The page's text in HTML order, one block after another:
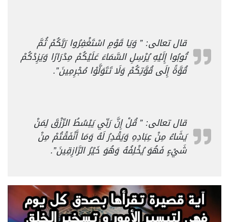
قال تعالى: ” وَيَا قَوْمِ اسْتَغْفِرُوا رَبَّكُمْ ثُمَّ
تُوبُوا إِلَيْهِ يُرْسِلِ السَّمَاءَ عَلَيْكُمْ مِدْرَارًا وَيَزِدْكُمْ
قُوَّةً إِلَى قُوَّتِكُمْ وَلَا تَتَوَلَّوْا مُجْرِمِينَ”.
قال تعالى: ” قُلْ إِنَّ رَبِّي يَبْسُطُ الرِّزْقَ لِمَنْ
يَشَاءُ مِنْ عِبَادِهِ وَيَقْدِرُ لَهُ وَمَا أَنْفَقْتُمْ مِنْ
شَيْءٍ فَهُوَ يُخْلِفُهُ وَهُوَ خَيْرُ الرَّازِقِينَ”.